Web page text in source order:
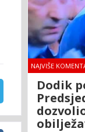
NAJVIŠE
Dodik